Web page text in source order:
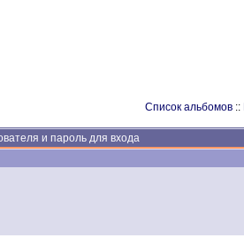
Список альбомов::
и пароль для входа